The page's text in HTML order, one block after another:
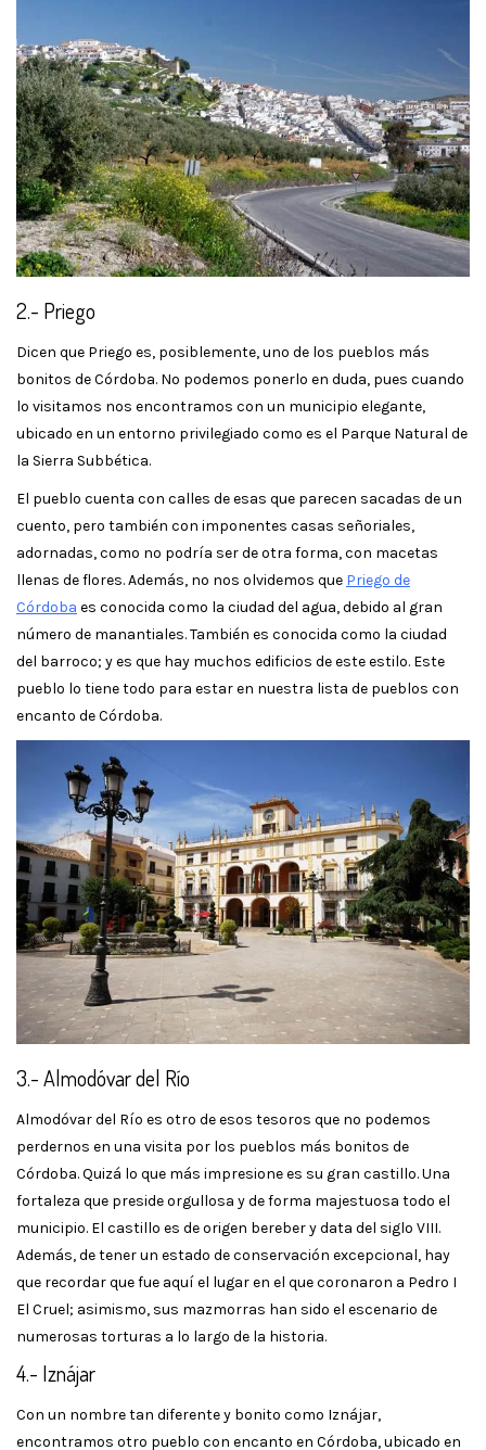
2.- Priego
Dicen que Priego es, posiblemente, uno de los pueblos más
bonitos de Córdoba. No podemos ponerlo en duda, pues cuando
lo visitamos nos encontramos con un municipio elegante,
ubicado en un entorno privilegiado como es el Parque Natural de
la Sierra Subbética.
El pueblo cuenta con calles de esas que parecen sacadas de un
cuento, pero también con imponentes casas señoriales,
adornadas, como no podría ser de otra forma, con macetas
llenas de flores. Además, no nos olvidemos que Priego de
Córdoba es conocida como la ciudad del agua, debido al gran
número de manantiales. También es conocida como la ciudad
del barroco; y es que hay muchos edificios de este estilo. Este
pueblo lo tiene todo para estar en nuestra lista de pueblos con
encanto de Córdoba.
3.- Almodóvar del Río
Almodóvar del Río es otro de esos tesoros que no podemos
perdernos en una visita por los pueblos más bonitos de
Córdoba. Quizá lo que más impresione es su gran castillo. Una
fortaleza que preside orgullosa y de forma majestuosa todo el
municipio. El castillo es de origen bereber y data del siglo VIII.
Además, de tener un estado de conservación excepcional, hay
que recordar que fue aquí el lugar en el que coronaron a Pedro I
El Cruel; asimismo, sus mazmorras han sido el escenario de
numerosas torturas a lo largo de la historia.
4.- Iznájar
Con un nombre tan diferente y bonito como Iznájar,
encontramos otro pueblo con encanto en Córdoba, ubicado en